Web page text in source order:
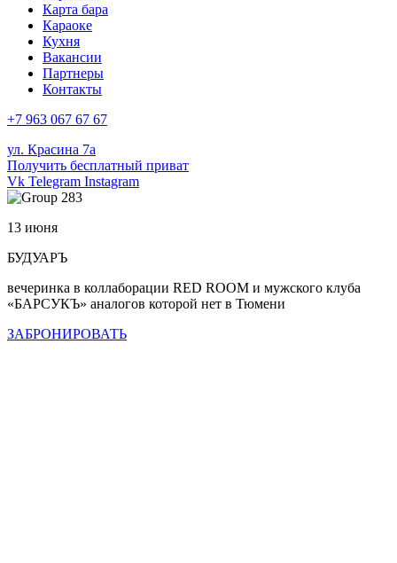
Карта бара
Караоке
Кухня
Вакансии
Партнеры
Контакты
+7 963 067 67 67
ул. Красина 7а
Получить бесплатный приват
Vk Telegram Instagram
13 июня
БУДУАРЪ
вечеринка в коллаборации RED ROOM и мужского клуба
«БАРСУКЪ» аналогов которой нет в Тюмени
ЗАБРОНИРОВАТЬ